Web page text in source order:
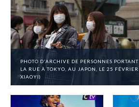
PHOTO D'ARCHIVE DE PERSONNES
LA RUE À TOKYO, AU JAPON, LE 25
XIAOYI)